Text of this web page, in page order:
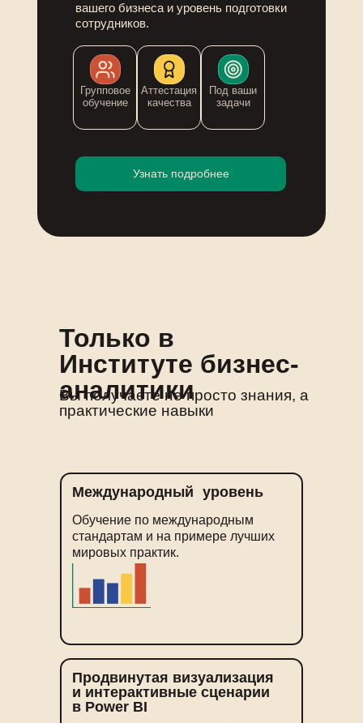
вашего бизнеса и уровень подготовки
сотрудников.
Узнать подробнее
Групповое
обучение
Аттестация
качества
Под ваши
задачи
Только в
Институте бизнес-
аналитики
Вы получаете не просто знания, а
практические навыки
Международный уровень
Обучение по международным
стандартам и на примере лучших
мировых практик.
Продвинутая визуализация
и интерактивные сценарии
в Power BI